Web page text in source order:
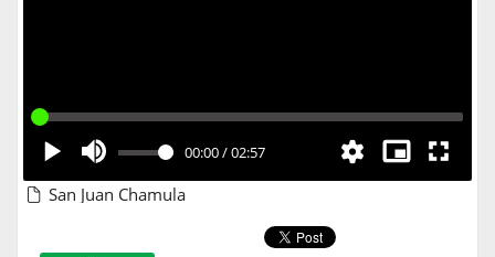
00:00/02:57
San Juan Chamula